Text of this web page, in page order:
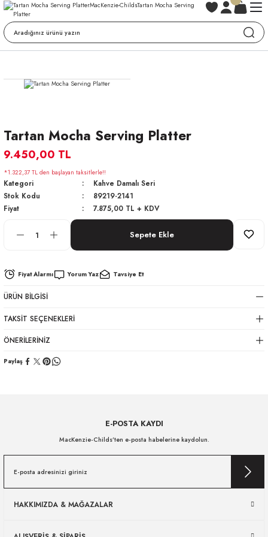
Tartan Mocha Serving Platter
9.450,00 TL
*1.322,37 TL den başlayan taksitlerle!!
Kategori
Kahve Damalı Seri
Stok Kodu
89219-2141
Fiyat
7.875,00 TL + KDV
Sepete Ekle
Fiyat Alarmı Yorum Yaz Tavsiye Et
ÜRÜN BILGISI
TAKSIT SEÇENEKLERI
ÖNERILERINIZ
Paylaş
E-POSTA KAYDI
MacKenzie-Childs’ten e-posta habelerine kaydolun.
HAKKIMIZDA & MAĞAZALAR